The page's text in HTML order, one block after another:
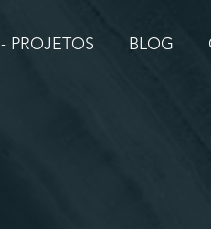
PROJETOS BLOG